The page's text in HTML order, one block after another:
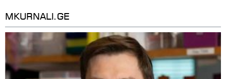
8
აგვისტო
ასტროლოგიური
პროგნოზი
8 აგვისტო ახალ შთაგონებასა და ემოციურ სიახლოვეს
MKURNALI.GE